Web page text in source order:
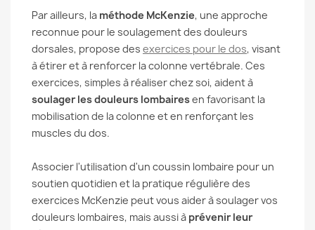
Par ailleurs, la méthode McKenzie, une approche
reconnue pour le soulagement des douleurs
dorsales, propose des exercices pour le dos, visant
à étirer et à renforcer la colonne vertébrale. Ces
exercices, simples à réaliser chez soi, aident à
soulager les douleurs lombairesen favorisant la
mobilisation de la colonne et en renforçant les
muscles du dos.
Associer l'utilisation d'un coussin lombaire pour un
soutien quotidien et la pratique régulière des
exercices McKenzie peut vous aider à soulager vos
douleurs lombaires, mais aussi à prévenir leur